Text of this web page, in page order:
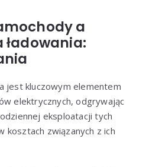
a
jest kluczowym elementem
elektrycznych, odgrywając
eksploatacji tych
kosztach związanych z ich